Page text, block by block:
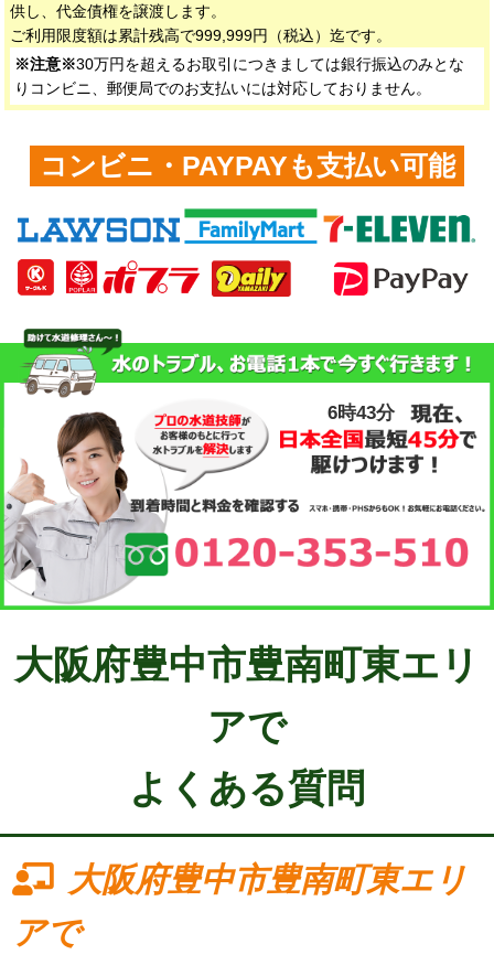
供し、代金債権を譲渡します。
ご利用限度額は累計残高で999,999円（税込）迄です。
※注意※30万円を超えるお取引につきましては銀行振込のみとな
りコンビニ、郵便局でのお支払いには対応しておりません。
コンビニ・PAYPAYも支払い可能
6時43分
大阪府豊中市豊南町東エリ
アで
よくある質問
大阪府豊中市豊南町東エリ
アで